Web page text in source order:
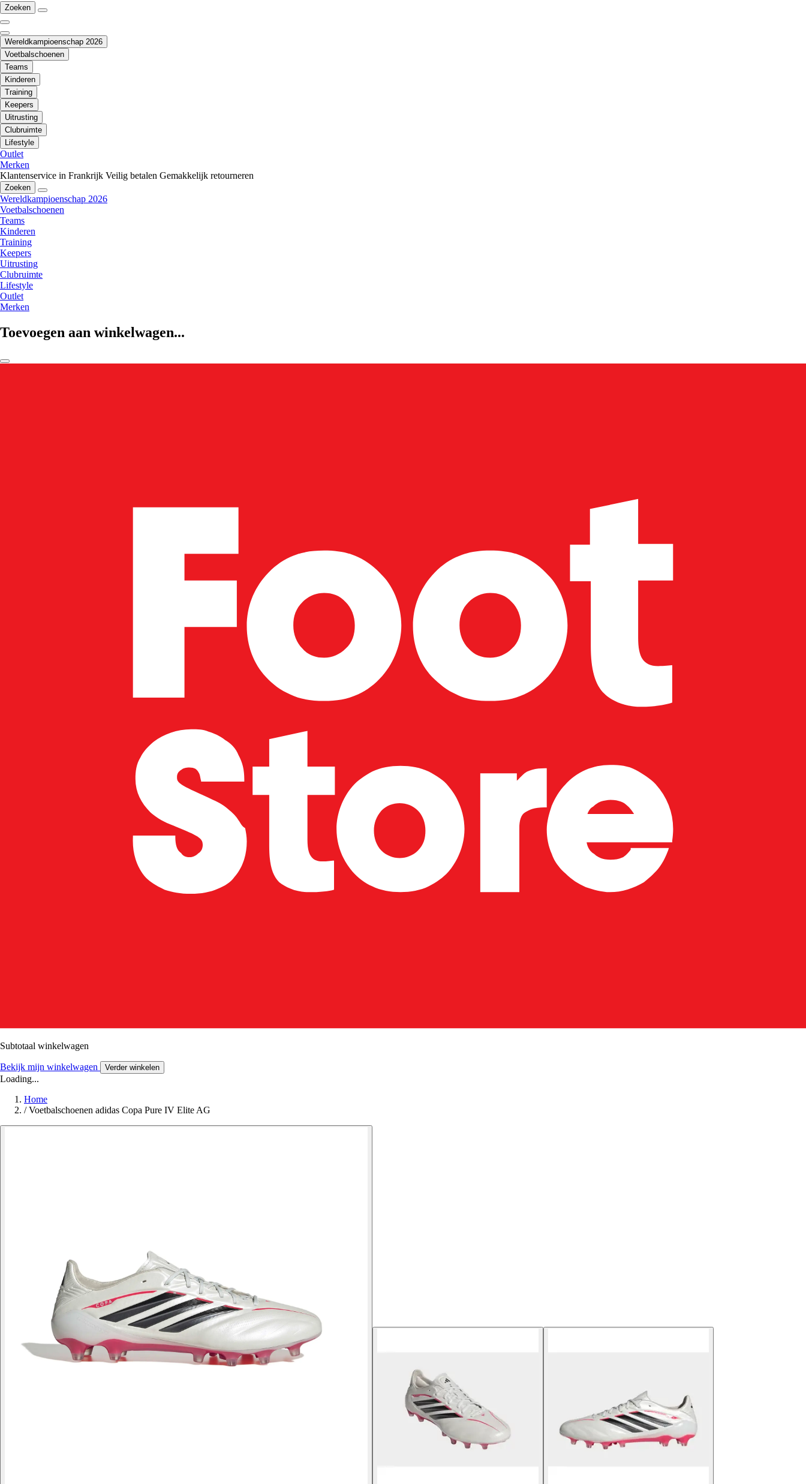
Zoeken
Wereldkampioenschap 2026
Voetbalschoenen
Teams
Kinderen
Training
Keepers
Uitrusting
Clubruimte
Lifestyle
Outlet
Merken
Klantenservice in Frankrijk Veilig betalen Gemakkelijk retourneren
Zoeken
Wereldkampioenschap 2026
Voetbalschoenen
Teams
Kinderen
Training
Keepers
Uitrusting
Clubruimte
Lifestyle
Outlet
Merken
Toevoegen aan winkelwagen...
Subtotaal winkelwagen
Bekijk mijn winkelwagen Verder winkelen
Loading...
Home
/ Voetbalschoenen adidas Copa Pure IV Elite AG